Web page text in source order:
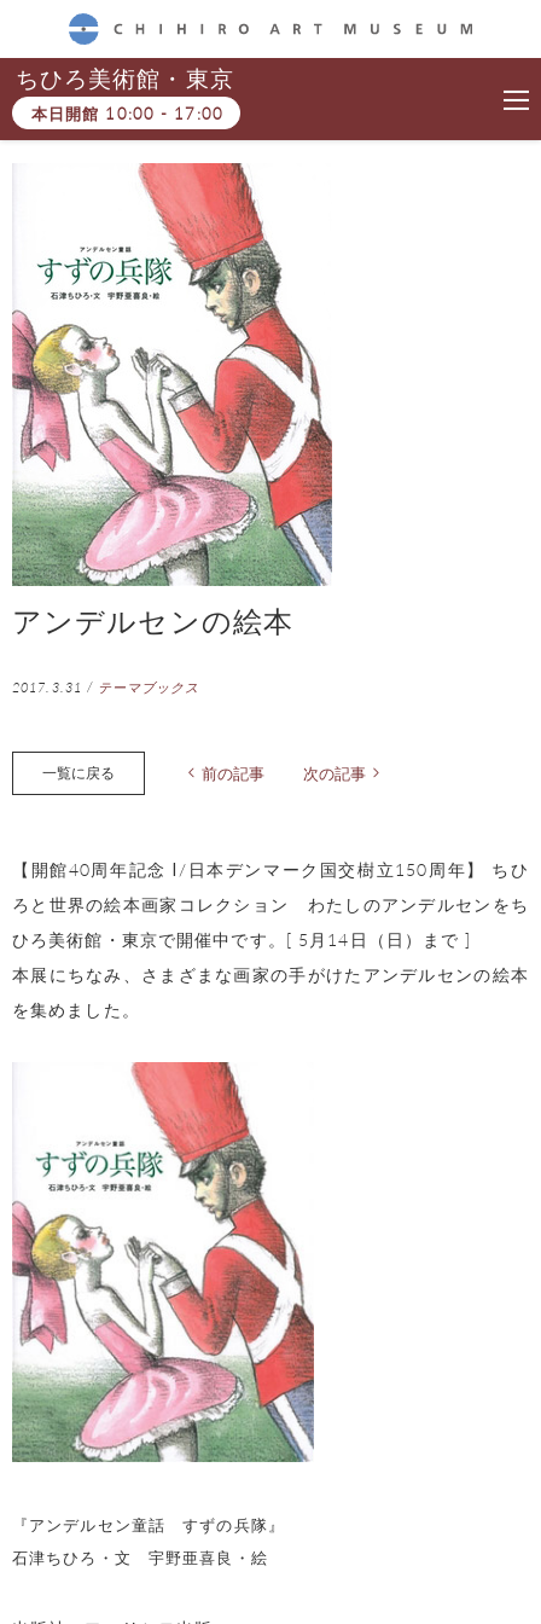
CHIHIRO ART MUSEUM
ちひろ美術館・東京
本日開館 10:00 - 17:00
アンデルセンの絵本
2017.3.31 / テーマブックス
一覧に戻る 前の記事 次の記事
【開館40周年記念 Ⅰ/日本デンマーク国交樹立150周年】 ちひ
ろと世界の絵本画家コレクション わたしのアンデルセンをち
ひろ美術館・東京で開催中です。[ 5月14日（日）まで ]
本展にちなみ、さまざまな画家の手がけたアンデルセンの絵本
を集めました。
『アンデルセン童話 すずの兵隊』
石津ちひろ・文 宇野亜喜良・絵